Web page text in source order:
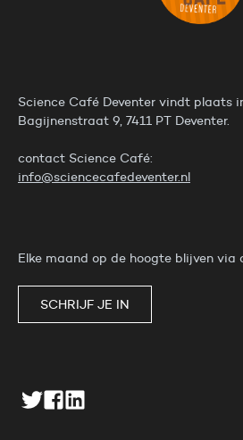
Science Café Deventer vindt plaats
Bagijnenstraat 9, 7411 PT Deventer.
contact Science Café:
info@sciencecafedeventer.nl
Elke maand op de hoogte blijven via
SCHRIJF JE IN